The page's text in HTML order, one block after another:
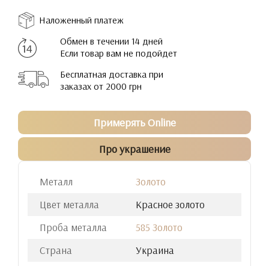
Наложенный платеж
Обмен в течении 14 дней
Если товар вам не подойдет
Бесплатная доставка при
заказах от 2000 грн
Примерять Online
Про украшение
Металл
Золото
Цвет металла
Красное золото
Проба металла
585 Золото
Страна
Украина